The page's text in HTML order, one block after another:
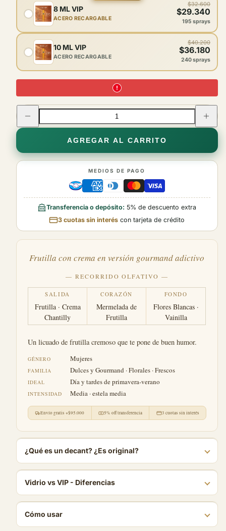
8 ML VIP
ACERO RECARGABLE
$32.600
$29.340
195 sprays
10 ML VIP
ACERO RECARGABLE
$40.200
$36.180
240 sprays
Tamaño:
5 ML
Reducir
cantidad
ON
TOP
cantidad
BERRY
ON
TOP
AGREGAR AL CARRITO
MEDIOS DE PAGO
Transferencia o depósito: 5% de descuento extra
3 cuotas sin interés con tarjeta de crédito
Frutilla con crema en versión gourmand adictivo
— RECORRIDO OLFATIVO —
SALIDA
Frutilla · Crema
Chantilly
CORAZÓN
Mermelada de
Frutilla
FONDO
Flores Blancas ·
Vainilla
Un licuado de frutilla cremoso que te pone de buen humor.
GÉNERO Mujeres
FAMILIA Dulces y Gourmand · Florales · Frescos
IDEAL Día y tardes de primavera-verano
INTENSIDAD Media · estela media
Envío gratis +$95.000 5% off transferencia 3 cuotas sin interés
¿Qué es un decant? ¿Es original?
Vidrio vs VIP - Diferencias
Cómo usar